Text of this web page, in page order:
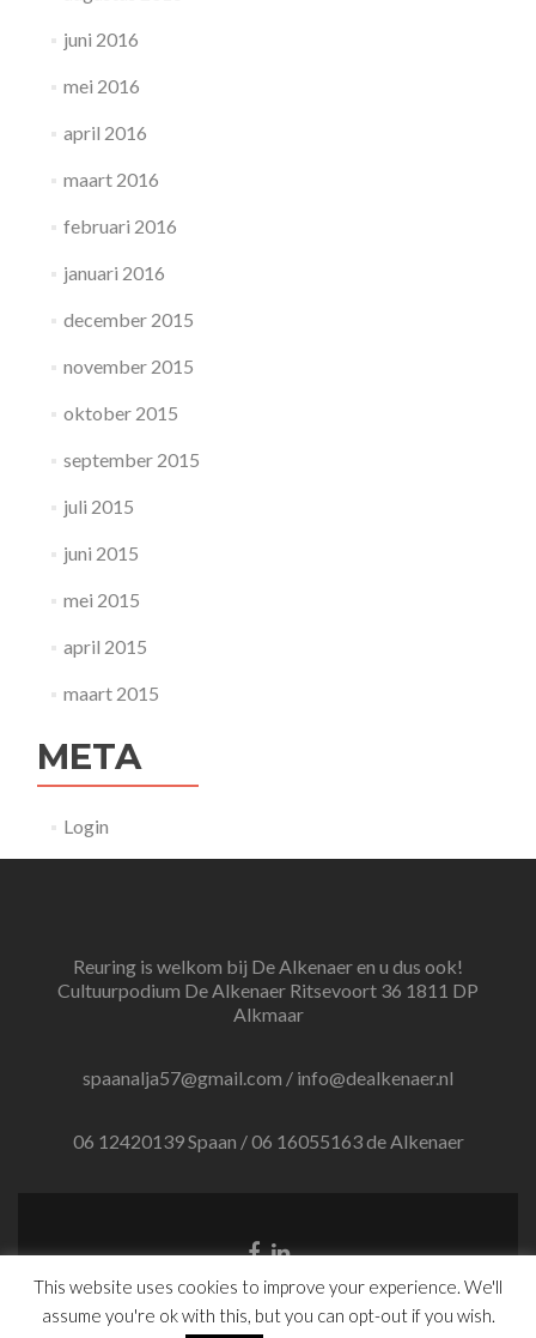
juni 2016
mei 2016
april 2016
maart 2016
februari 2016
januari 2016
december 2015
november 2015
oktober 2015
september 2015
juli 2015
juni 2015
mei 2015
april 2015
maart 2015
META
Login
Reuring is welkom bij De Alkenaer en u dus ook!
Cultuurpodium De Alkenaer Ritsevoort 36 1811 DP
Alkmaar
spaanalja57@gmail.com / info@dealkenaer.nl
06 12420139 Spaan / 06 16055163 de Alkenaer
Facebook
Linkedin
Website by Ruben Runhardt
This website uses cookies to improve your experience. We'll
assume you're ok with this, but you can opt-out if you wish.